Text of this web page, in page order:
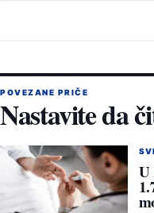
POVEZANE PRIČE
Nastavite da
U